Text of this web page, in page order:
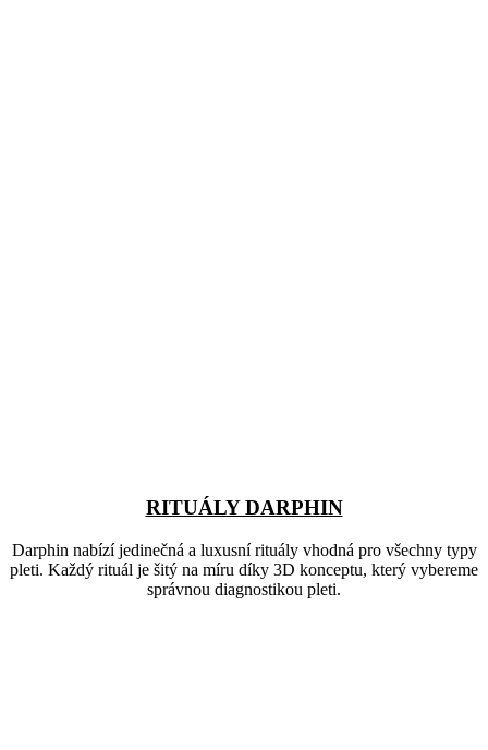
RITUÁLY DARPHIN
Darphin nabízí jedinečná a luxusní rituály vhodná pro všechny typy
pleti. Každý rituál je šitý na míru díky 3D konceptu, který vybereme
správnou diagnostikou pleti.